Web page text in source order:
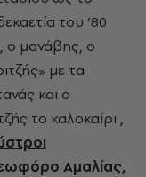
του ‘80
ο μανάβης, ο
με τα
και ο
το καλοκαίρι ,
Αμαλίας,